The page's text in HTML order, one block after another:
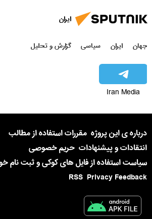
ایران
جهان ایران سیاسی گزارش و تحلیل
Iran Media
درباره ی این پروژه مقررات استفاده از مطالب
انتقادات و پیشنهادات حریم خصوصی
سیاست استفاده از فایل های کوکی و ثبت نام
Privacy Feedback
RSS